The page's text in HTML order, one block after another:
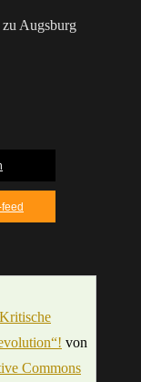
zu Augsburg
von
Commons